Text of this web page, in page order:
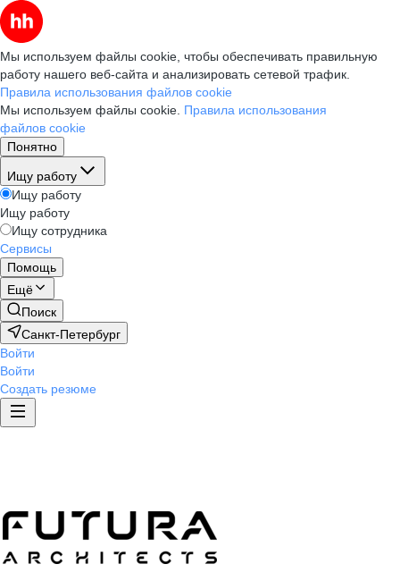
Мы используем файлы cookie, чтобы обеспечивать правильную
работу нашего веб-сайта и анализировать сетевой трафик.
Правила использования файлов cookie
Мы используем файлы cookie. Правила использования
файлов cookie
Понятно
Ищу работу
Ищу работу
Ищу работу
Ищу сотрудника
Сервисы
Помощь
Ещё
Поиск
Санкт-Петербург
Войти
Войти
Создать резюме